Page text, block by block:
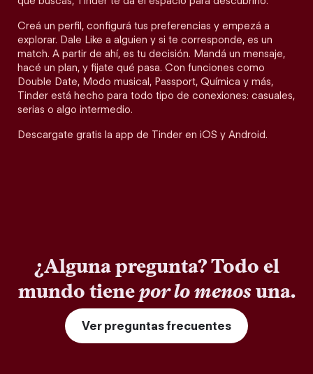
Creá un perfil, configurá tus preferencias y empezá a
explorar. Dale Like a alguien y si te corresponde, es un
match. A partir de ahí, es tu decisión. Mandá un mensaje,
hacé un plan, y fijate qué pasa. Con funciones como
Double Date, Modo musical, Passport, Química y más,
Tinder está hecho para todo tipo de conexiones: casuales,
serias o algo intermedio.
Descargate gratis la app de Tinder en iOS y Android.
¿Alguna pregunta? Todo el
mundo tienepor lo menosuna.
Ver preguntas frecuentes